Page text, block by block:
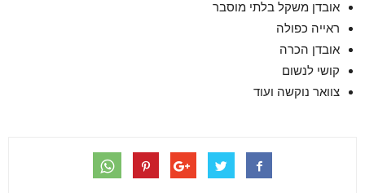
אובדן משקל בלתי מוסבר
ראייה כפולה
אובדן הכרה
קושי לנשום
צוואר נוקשה ועוד